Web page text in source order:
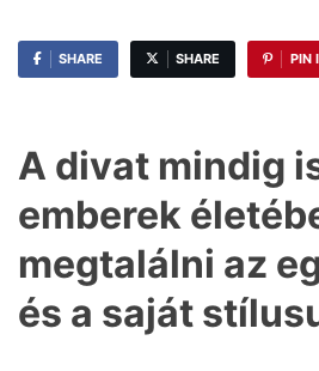
SHARE SHARE PIN
A divat mindig
emberek
megtalálni az
és a saját